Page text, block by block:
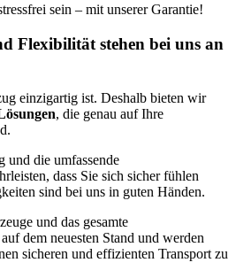
sein – mit unserer Garantie!
Flexibilität stehen bei uns an
einzigartig ist. Deshalb bieten wir
, die genau auf Ihre
und die umfassende
dass Sie sich sicher fühlen
sind bei uns in guten Händen.
und das gesamte
dem neuesten Stand und werden
sicheren und effizienten Transport zu